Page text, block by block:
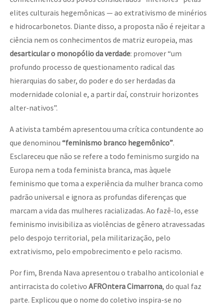
elites culturais hegemônicas — ao extrativismo de minérios
e hidrocarbonetos. Diante disso, a proposta não é rejeitar a
ciência nem os conhecimentos de matriz europeia, mas
desarticular o monopólio da verdade: promover “um
profundo processo de questionamento radical das
hierarquias do saber, do poder e do ser herdadas da
modernidade colonial e, a partir daí, construir horizontes
alter-nativos”.
A ativista também apresentou uma crítica contundente ao
que denominou “feminismo branco hegemônico”.
Esclareceu que não se refere a todo feminismo surgido na
Europa nem a toda feminista branca, mas àquele
feminismo que toma a experiência da mulher branca como
padrão universal e ignora as profundas diferenças que
marcam a vida das mulheres racializadas. Ao fazê-lo, esse
feminismo invisibiliza as violências de gênero atravessadas
pelo despojo territorial, pela militarização, pelo
extrativismo, pelo empobrecimento e pelo racismo.
Por fim, Brenda Nava apresentou o trabalho anticolonial e
antirracista do coletivo AFROntera Cimarrona, do qual faz
parte. Explicou que o nome do coletivo inspira-se no